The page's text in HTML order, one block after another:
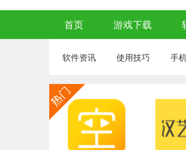
首页 游戏下载
软件资讯 使用技巧 手